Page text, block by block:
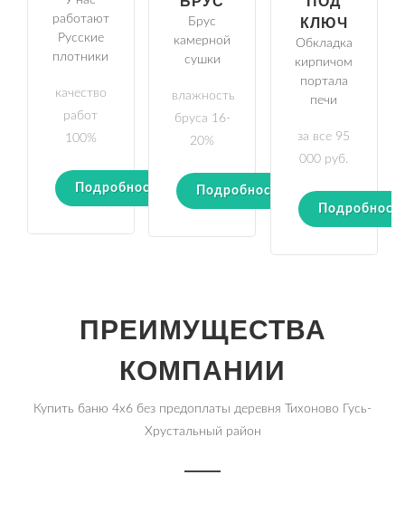
работают
Русские
плотники
качество
работ
100%
Подробности
Брус
камерной
сушки
влажность
бруса 16-
20%
Подробности
КЛЮЧ
Обкладка
кирпичом
портала
печи
за все 95
000 руб.
ПРЕИМУЩЕСТВА
КОМПАНИИ
Купить баню 4х6 без предоплаты деревня Тихоново Гусь-
Хрустальный район